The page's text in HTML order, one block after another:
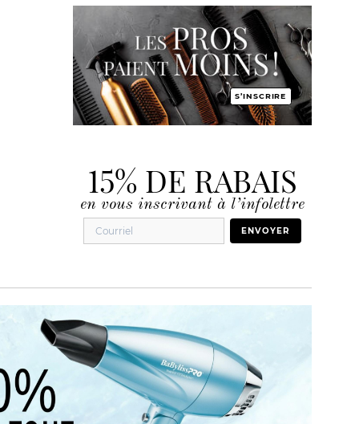
S’INSCRIRE
15% DE RABAIS
en vous inscrivant à l’infolettre
ENVOYER